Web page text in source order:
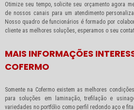
Otimize seu tempo, solicite seu orçamento agora
de nossos canais para um atendimento
Nosso quadro de funcionários é formado por
cliente as melhores soluções, esperamos o seu
MAIS INFORMAÇÕES
COFERMO
Somente na Cofermo existem as melhores
para soluções em laminação, trefilação e
variedades no portfólio como perfil redondo aço e